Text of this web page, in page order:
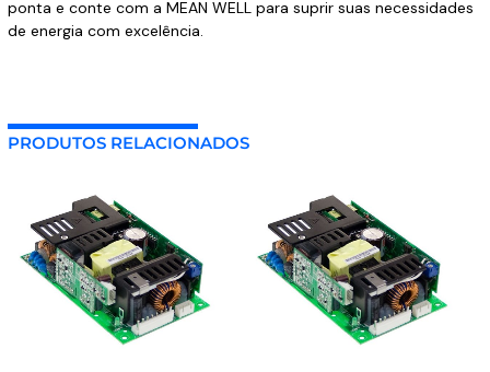
ponta e conte com a MEAN WELL para suprir suas necessidades
de energia com excelência.
PRODUTOS RELACIONADOS